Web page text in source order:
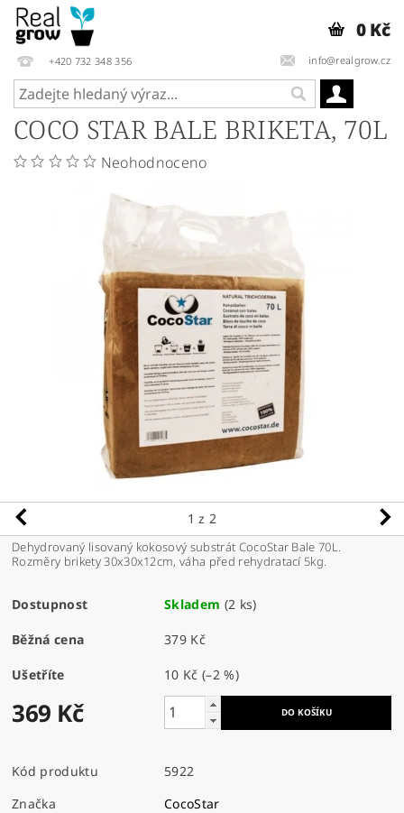
+420 732 348 356 info@realgrow.cz
0 Kč
COCO STAR BALE BRIKETA, 70L
Neohodnoceno
1 z 2
Dehydrovaný lisovaný kokosový substrát CocoStar Bale 70L.
Rozměry brikety 30x30x12cm, váha před rehydratací 5kg.
Dostupnost Skladem (2 ks)
Běžná cena 379 Kč
Ušetříte 10 Kč(–2 %)
369 Kč
Kód produktu
5922
Značka
CocoStar